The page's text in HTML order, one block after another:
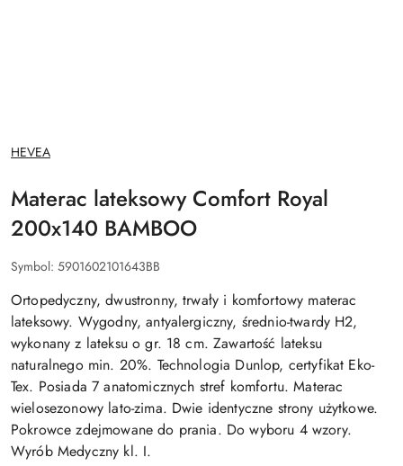
NAZWA
PRODUCENTA:
HEVEA
Materac lateksowy Comfort Royal
200x140 BAMBOO
Symbol: 5901602101643BB
Ortopedyczny, dwustronny, trwały i komfortowy materac
lateksowy. Wygodny, antyalergiczny, średnio-twardy H2,
wykonany z lateksu o gr. 18 cm. Zawartość lateksu
naturalnego min. 20%. Technologia Dunlop, certyfikat Eko-
Tex. Posiada 7 anatomicznych stref komfortu. Materac
wielosezonowy lato-zima. Dwie identyczne strony użytkowe.
Pokrowce zdejmowane do prania. Do wyboru 4 wzory.
Wyrób Medyczny kl. I.